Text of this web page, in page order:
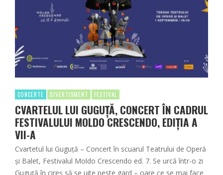
CONCERTE DIVERTISMENT FESTIVAL
CVARTELUL LUI GUGUȚĂ, CONCERT ÎN CADRUL
FESTIVALULUI MOLDO CRESCENDO, EDIȚIA A
VII-A
Cvartetul lui Guguță – Concert în scuarul Teatrului de Operă
și Balet, Festivalul Moldo Crescendo ed. 7. Se urcă într-o zi
Guguță în cireș să se uite peste gard – oare ce se mai face